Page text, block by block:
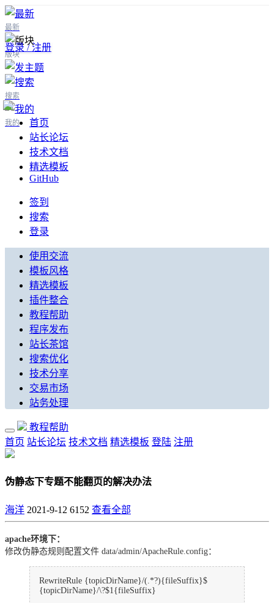
最新
版块
搜索
我的
登录 / 注册
首页
站长论坛
技术文档
精选模板
GitHub
签到
搜索
登录
使用交流
模板风格
精选模板
插件整合
教程帮助
程序发布
站长茶馆
搜索优化
技术分享
交易市场
站务处理
教程帮助
首页 站长论坛 技术文档 精选模板 登陆 注册
伪静态下专题不能翻页的解决办法
海洋 2021-9-12 6152 查看全部
apache环境下：
修改伪静态规则配置文件 data/admin/ApacheRule.config：
RewriteRule {topicDirName}/(.*?){fileSuffix}$
{topicDirName}/\?$1{fileSuffix}